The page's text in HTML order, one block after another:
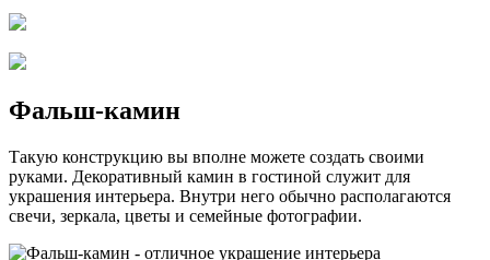
Фальш-камин
Такую конструкцию вы вполне можете создать своими
руками. Декоративный камин в гостиной служит для
украшения интерьера. Внутри него обычно располагаются
свечи, зеркала, цветы и семейные фотографии.